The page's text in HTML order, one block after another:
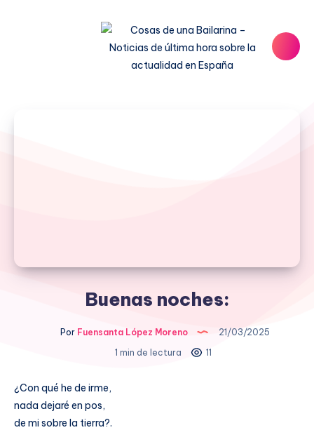
Buenas noches:
Por Fuensanta López Moreno
21/03/2025
1 min de lectura
11
¿Con qué he de irme,
nada dejaré en pos,
de mi sobre la tierra?.